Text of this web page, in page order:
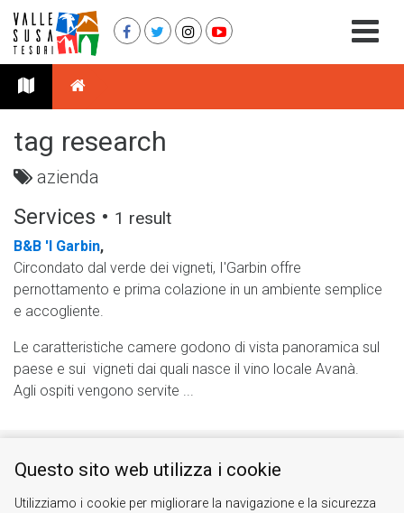
tag research
azienda
Services • 1 result
B&B 'l Garbin,
Circondato dal verde dei vigneti, I'Garbin offre
pernottamento e prima colazione in un ambiente semplice
e accogliente.
Le caratteristiche camere godono di vista panoramica sul
paese e sui vigneti dai quali nasce il vino locale Avanà.
Agli ospiti vengono servite ...
Contacts|About us
Questo sito web utilizza i cookie
Utilizziamo i cookie per migliorare la navigazione e la sicurezza